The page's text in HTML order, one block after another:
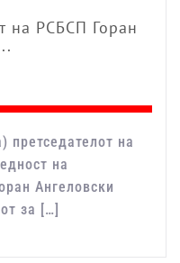
на РСБСП Горан
претседателот на
на
Ангеловски
за […]